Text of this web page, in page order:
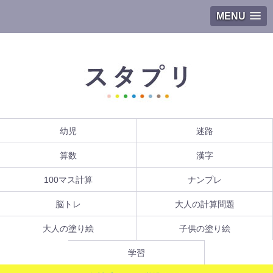
MENU
幼児 迷路
算数 漢字
100マス計算 ナンプレ
脳トレ 大人の計算問題
大人の塗り絵 子供の塗り絵
学習